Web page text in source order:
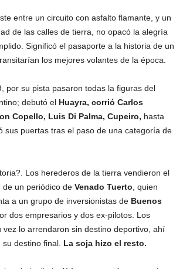
entre un circuito con asfalto flamante, y un
de las calles de tierra, no opacó la alegría
Significó el pasaporte a la historia de un
los mejores volantes de la época.
por su pista pasaron todas la figuras del
debutó el Huayra, corrió Carlos
Copello, Luis Di Palma, Cupeiro, hasta
sus puertas tras el paso de una categoría de
Los herederos de la tierra vendieron el
de un periódico de Venado Tuerto , quien
a un grupo de inversionistas de Buenos
dos empresarios y dos ex-pilotos. Los
vez lo arrendaron sin destino deportivo, ahí
destino final. La soja hizo el resto.